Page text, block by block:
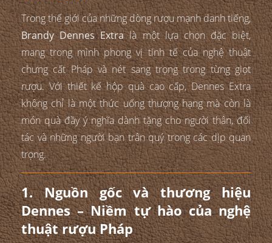
Trong thế giới của những dòng rượu mạnh danh tiếng,
Brandy Dennes Extralà một lựa chọn đặc biệt,
mang trong mình phong vị tinh tế của nghệ thuật
chưng cất Pháp và nét sang trọng trong từng giọt
rượu. Với thiết kế hộp quà cao cấp, Dennes Extra
không chỉ là một thức uống thượng hạng mà còn là
món quà đầy ý nghĩa dành tặng cho người thân, đối
tác và những người bạn trân quý trong các dịp quan
trọng.
1. Nguồn gốc và thương hiệu
Dennes – Niềm tự hào của nghệ
thuật rượu Pháp